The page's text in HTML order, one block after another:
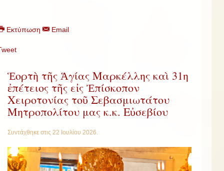
Εκτύπωση Email
Ἑορτὴ τῆς Ἁγίας Μαρκέλλης καὶ 31η
ἐπέτειος τῆς εἰς Ἐπίσκοπον
Χειροτονίας τοῦ Σεβασμιωτάτου
Μητροπολίτου μας κ.κ. Εὐσεβίου
Συντάχθηκε στις 22 Ιουλίου 2026.